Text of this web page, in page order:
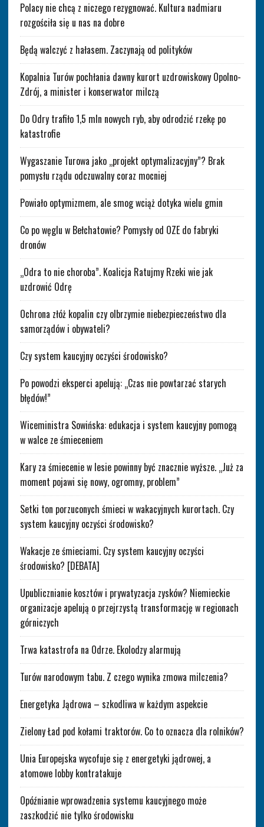
Polacy nie chcą z niczego rezygnować. Kultura nadmiaru
rozgościła się u nas na dobre
Będą walczyć z hałasem. Zaczynają od polityków
Kopalnia Turów pochłania dawny kurort uzdrowiskowy Opolno-
Zdrój, a minister i konserwator milczą
Do Odry trafiło 1,5 mln nowych ryb, aby odrodzić rzekę po
katastrofie
Wygaszanie Turowa jako „projekt optymalizacyjny”? Brak
pomysłu rządu odczuwalny coraz mocniej
Powiało optymizmem, ale smog wciąż dotyka wielu gmin
Co po węglu w Bełchatowie? Pomysły od OZE do fabryki
dronów
„Odra to nie choroba”. Koalicja Ratujmy Rzeki wie jak
uzdrowić Odrę
Ochrona złóż kopalin czy olbrzymie niebezpieczeństwo dla
samorządów i obywateli?
Czy system kaucyjny oczyści środowisko?
Po powodzi eksperci apelują: „Czas nie powtarzać starych
błędów!”
Wiceministra Sowińska: edukacja i system kaucyjny pomogą
w walce ze śmieceniem
Kary za śmiecenie w lesie powinny być znacznie wyższe. „Już za
moment pojawi się nowy, ogromny, problem”
Setki ton porzuconych śmieci w wakacyjnych kurortach. Czy
system kaucyjny oczyści środowisko?
Wakacje ze śmieciami. Czy system kaucyjny oczyści
środowisko? [DEBATA]
Upublicznianie kosztów i prywatyzacja zysków? Niemieckie
organizacje apelują o przejrzystą transformację w regionach
górniczych
Trwa katastrofa na Odrze. Ekolodzy alarmują
Turów narodowym tabu. Z czego wynika zmowa milczenia?
Energetyka Jądrowa – szkodliwa w każdym aspekcie
Zielony Ład pod kołami traktorów. Co to oznacza dla rolników?
Unia Europejska wycofuje się z energetyki jądrowej, a
atomowe lobby kontratakuje
Opóźnianie wprowadzenia systemu kaucyjnego może
zaszkodzić nie tylko środowisku